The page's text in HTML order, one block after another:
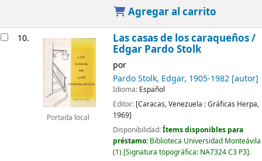
Agregar al carrito
10.
Portada local
Las casas de los caraqueños /
Edgar Pardo Stolk
por
Pardo Stolk, Edgar, 1905-1982[autor]
Idioma: Español
Editor: [Caracas, Venezuela :Gráficas Herpa,
1969]
Disponibilidad:Ítems disponibles para
préstamo: Biblioteca Universidad Monteávila
(1) Signatura topográfica: NA7324 C3 P3 .